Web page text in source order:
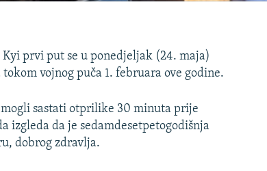
prvi put se u ponedjeljak (24. maja)
vojnog puča 1. februara ove godine.
sastati otprilike 30 minuta prije
izgleda da je sedamdesetpetogodišnja
dobrog zdravlja.